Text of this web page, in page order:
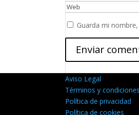
Guarda mi
Aviso Legal
Términos y condiciones
Política de privacidad
Política de cookies